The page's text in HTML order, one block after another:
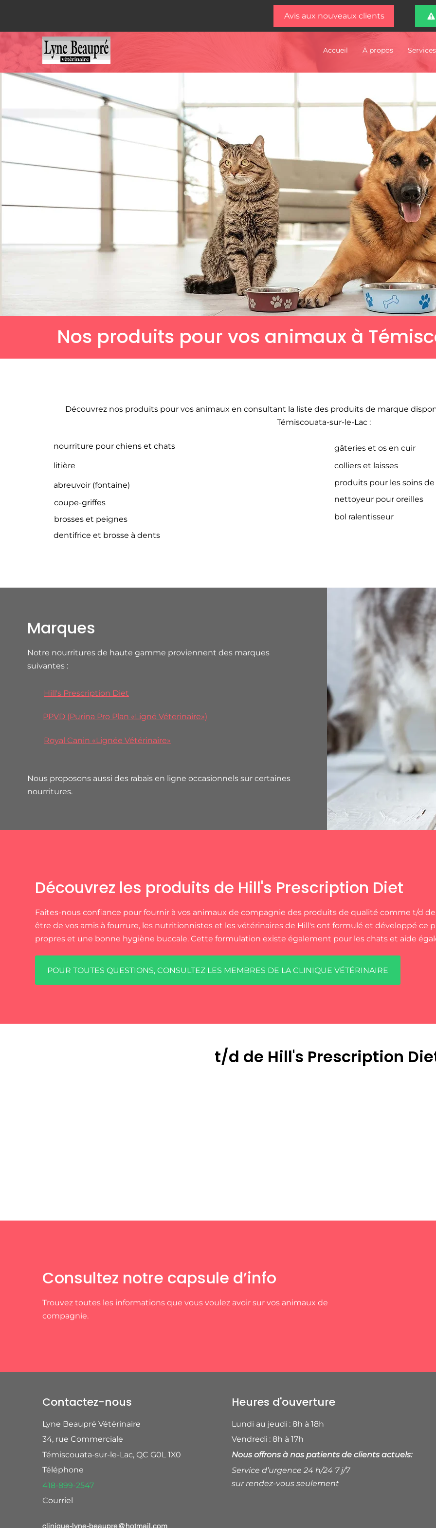
Avis aux nouveaux clients
Accueil À propos Services
Nos produits pour vos animaux à
Découvrez nos produits pour vos animaux en consultant la liste des produits de marque
Témiscouata-sur-le-Lac :
nourriture pour chiens et chats
gâteries et os en cuir
litière
colliers et laisses
abreuvoir (fontaine) produits pour les soins de
coupe-griffes nettoyeur pour oreilles
brosses et peignes
bol ralentisseur
dentifrice et brosse à dents
Marques
Notre nourritures de haute gamme proviennent des marques
suivantes :
Hill's Prescription Diet
PPVD (Purina Pro Plan «Ligné Véterinaire»)
Royal Canin «Lignée Vétérinaire»
Nous proposons aussi des rabais en ligne occasionnels sur certaines
nourritures.
Découvrez les produits de Hill's Prescription Diet
Faites-nous confiance pour fournir à vos animaux de compagnie des produits de qualité comme t/d
être de vos amis à fourrure, les nutritionnistes et les vétérinaires de Hill's ont formulé et développé ce
propres et une bonne hygiène buccale. Cette formulation existe également pour les chats et aide
POUR TOUTES QUESTIONS, CONSULTEZ LES MEMBRES DE LA CLINIQUE VÉTÉRINAIRE
t/d de Hill's Prescription
Consultez notre capsule d’info
Trouvez toutes les informations que vous voulez avoir sur vos animaux de
compagnie.
Contactez-nous
Lyne Beaupré Vétérinaire
34, rue Commerciale
Témiscouata-sur-le-Lac, QC G0L 1X0
Téléphone
418-899-2547
Courriel
clinique-lyne-beaupre@hotmail.com
Heures d'ouverture
Lundi au jeudi : 8h à 18h
Vendredi : 8h à 17h
Nous offrons à nos patients de clients actuels:
Service d’urgence 24 h/24 7 j/7
sur rendez-vous seulement